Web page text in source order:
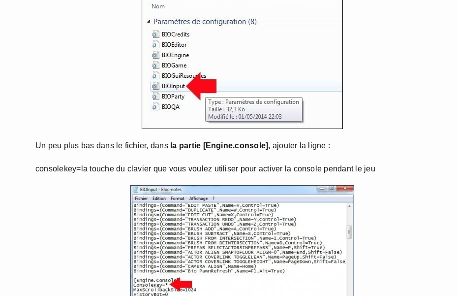
Un peu plus bas dans le fichier, dans la partie [Engine.console], ajouter la ligne :
consolekey=la touche du clavier que vous voulez utiliser pour activer la console pendant le jeu